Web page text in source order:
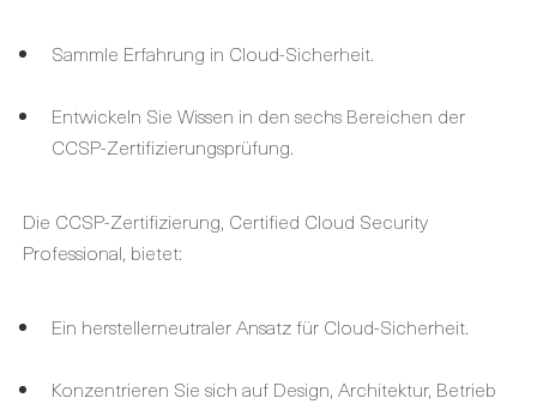
Sammle Erfahrung in Cloud-Sicherheit.
Entwickeln Sie Wissen in den sechs Bereichen der
CCSP-Zertifizierungsprüfung.
Die CCSP-Zertifizierung, Certified Cloud Security
Professional, bietet:
Ein herstellerneutraler Ansatz für Cloud-Sicherheit.
Konzentrieren Sie sich auf Design, Architektur, Betrieb